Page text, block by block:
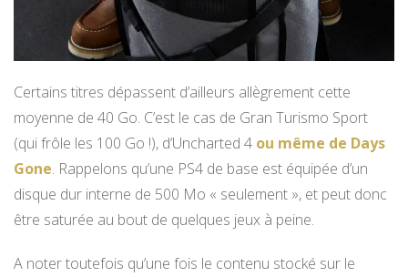
Certains titres dépassent d’ailleurs allègrement cette
moyenne de 40 Go. C’est le cas de Gran Turismo Sport
(qui frôle les 100 Go !), d’Uncharted 4 ou même de Days
Gone. Rappelons qu’une PS4 de base est équipée d’un
disque dur interne de 500 Mo « seulement », et peut donc
être saturée au bout de quelques jeux à peine.
A noter toutefois qu’une fois le contenu stocké sur le